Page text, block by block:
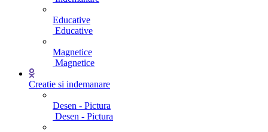
Educative
Educative
Magnetice
Magnetice
Creatie si indemanare
Desen - Pictura
Desen - Pictura